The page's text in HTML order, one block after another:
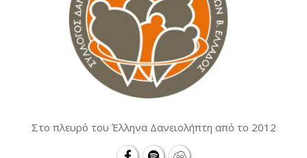
Στο πλευρό του Έλληνα Δανειολήπτη από το 2012